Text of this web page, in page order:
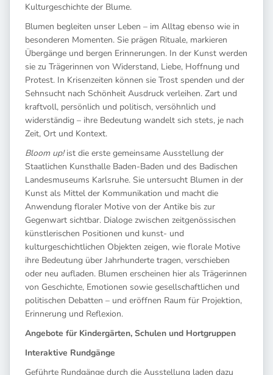
Kulturgeschichte der Blume.
Blumen begleiten unser Leben – im Alltag ebenso wie in
besonderen Momenten. Sie prägen Rituale, markieren
Übergänge und bergen Erinnerungen. In der Kunst werden
sie zu Trägerinnen von Widerstand, Liebe, Hoffnung und
Protest. In Krisenzeiten können sie Trost spenden und der
Sehnsucht nach Schönheit Ausdruck verleihen. Zart und
kraftvoll, persönlich und politisch, versöhnlich und
widerständig – ihre Bedeutung wandelt sich stets, je nach
Zeit, Ort und Kontext.
Bloom up!ist die erste gemeinsame Ausstellung der
Staatlichen Kunsthalle Baden-Baden und des Badischen
Landesmuseums Karlsruhe. Sie untersucht Blumen in der
Kunst als Mittel der Kommunikation und macht die
Anwendung floraler Motive von der Antike bis zur
Gegenwart sichtbar. Dialoge zwischen zeitgenössischen
künstlerischen Positionen und kunst- und
kulturgeschichtlichen Objekten zeigen, wie florale Motive
ihre Bedeutung über Jahrhunderte tragen, verschieben
oder neu aufladen. Blumen erscheinen hier als Trägerinnen
von Geschichte, Emotionen sowie gesellschaftlichen und
politischen Debatten – und eröffnen Raum für Projektion,
Erinnerung und Reflexion.
Angebote für Kindergärten, Schulen und Hortgruppen
Interaktive Rundgänge
Geführte Rundgänge durch die Ausstellung laden dazu